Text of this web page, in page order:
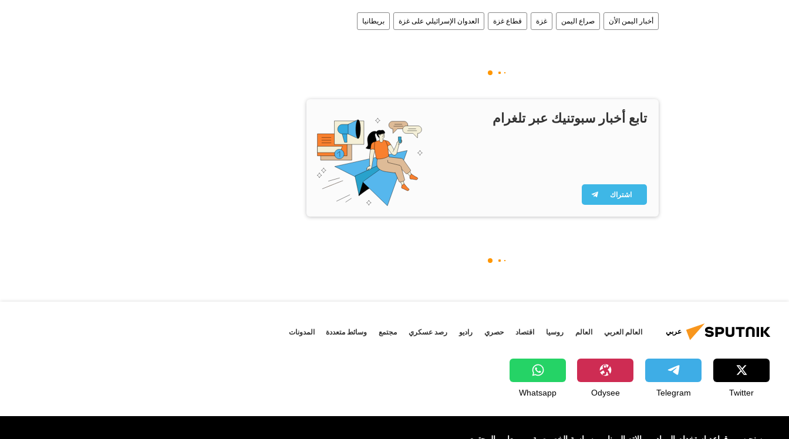
أخبار اليمن الأن صراع اليمن غزة قطاع غزة العدوان الإسرائيلي على غزة بريطانيا
تابع أخبار سبوتنيك عبر تلغرام
اشتراك
عربي العالم العربي العالم روسيا اقتصاد حصري راديو رصد عسكري مجتمع وسائط متعددة المدونات
Twitter
Telegram
Odysee
Whatsapp